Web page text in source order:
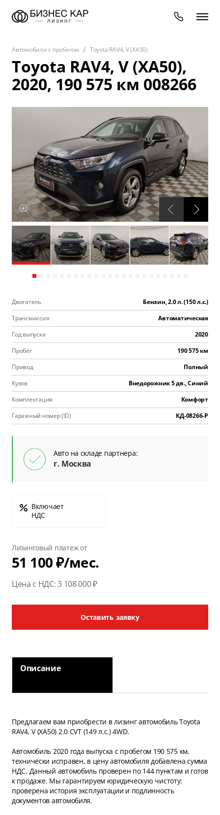
Автомобили с пробегом Toyota RAV4, V (XA50)
Toyota RAV4, V (XA50),
2020, 190 575 км 008266
Двигатель
Бензин, 2.0 л. (150 л.с.)
Трансмиссия
Автоматическая
Год выпуска
2020
Пробег
190 575 км
Привод
Полный
Кузов
Внедорожник 5 дв., Синий
Комплектация
Комфорт
Гаражный номер (ID)
КД-08266-Р
Авто на складе партнера:
г. Москва
Включает
НДС
Лизинговый платеж от
51 100 ₽/мес.
Цена с НДС: 3 108 000 ₽
Оставить заявку
Описание
Предлагаем вам приобрести в лизинг автомобиль Toyota
RAV4, V (XA50) 2.0 CVT (149 л.с.) 4WD.
Автомобиль 2020 года выпуска с пробегом 190 575 км,
технически исправен, в цену автомобиля добавлена сумма
НДС. Данный автомобиль проверен по 144 пунктам и готов
к продаже. Мы гарантируем юридическую чистоту:
проверена история эксплуатации и подлинность
документов автомобиля.